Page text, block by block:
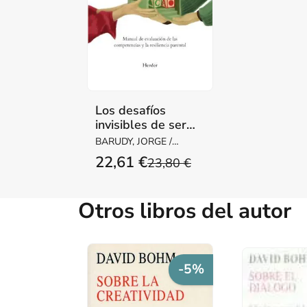
Los desafíos
invisibles de ser
madre o padre
BARUDY, JORGE /
DANTAGNAN,
MARYORIE 23,80 €
22,61 €
Otros libros del autor
-5%